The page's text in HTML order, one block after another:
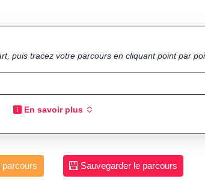
puis tracez votre parcours en cliquant point par
En savoir plus
parcours Sauvegarder le parcours